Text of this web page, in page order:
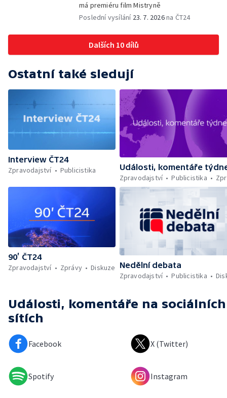
má premiéru film Mistryně
Poslední vysílání 23. 7. 2026na ČT24
Dalších 10 dílů
Ostatní také sledují
Interview ČT24
Zpravodajství
Publicistika
Události, komentáře
Zpravodajství
Publicistika
90’ ČT24
Zpravodajství
Zprávy Diskuze
Nedělní debata
Zpravodajství
Publicistika
Události, komentáře na sociálních
sítích
Facebook X (Twitter)
Spotify Instagram